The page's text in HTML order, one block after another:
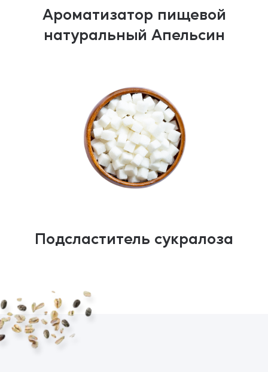
Ароматизатор пищевой
натуральный Апельсин
Подсластитель сукралоза